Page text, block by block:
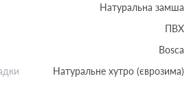
Натуральна замша
ПВХ
Bosca
Натуральне хутро (єврозима)